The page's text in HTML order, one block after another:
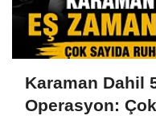
Karaman Dahil
Operasyon: